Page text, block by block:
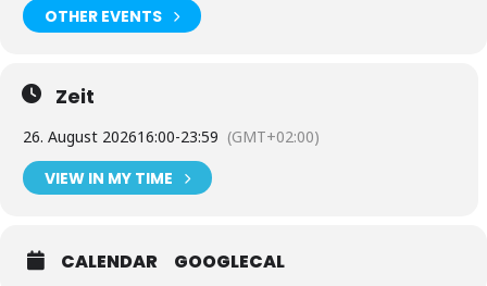
OTHER EVENTS
Zeit
26. August 202616:00-23:59 (GMT+02:00)
VIEW IN MY TIME
CALENDAR GOOGLECAL